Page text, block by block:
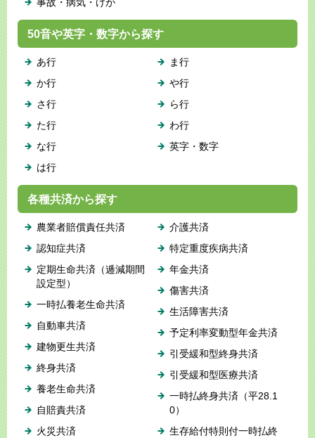
50音や英字・数字から探す
あ行
か行
さ行
た行
な行
は行
ま行
や行
ら行
わ行
英字・数字
各種共済から探す
農業者賠償責任共済
認知症共済
定期生命共済（逓減期間
設定型）
一時払養老生命共済
自動車共済
建物更生共済
終身共済
養老生命共済
自賠責共済
火災共済
介護共済
特定重度疾病共済
年金共済
傷害共済
生活障害共済
予定利率変動型年金共済
引受緩和型終身共済
引受緩和型医療共済
一時払終身共済（平28.1
0）
生存給付特則付一時払終